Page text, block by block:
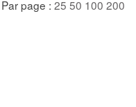
Par page : 25 50 100 200